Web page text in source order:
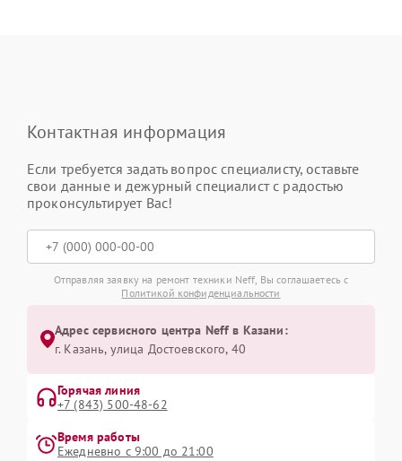
Контактная информация
Если требуется задать вопрос специалисту, оставьте
свои данные и дежурный специалист с радостью
проконсультирует Вас!
Отправляя заявку на ремонт техники Neff, Вы соглашаетесь с
Политикой конфиденциальности
Адрес сервисного центра Neff в Казани:
г. Казань, улица Достоевского, 40
Горячая линия
+7 (843) 500-48-62
Время работы
Ежедневно с 9:00 до 21:00